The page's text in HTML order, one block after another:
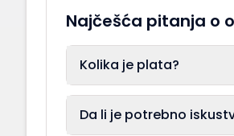
Najčešća pitanja o
Kolika je plata?